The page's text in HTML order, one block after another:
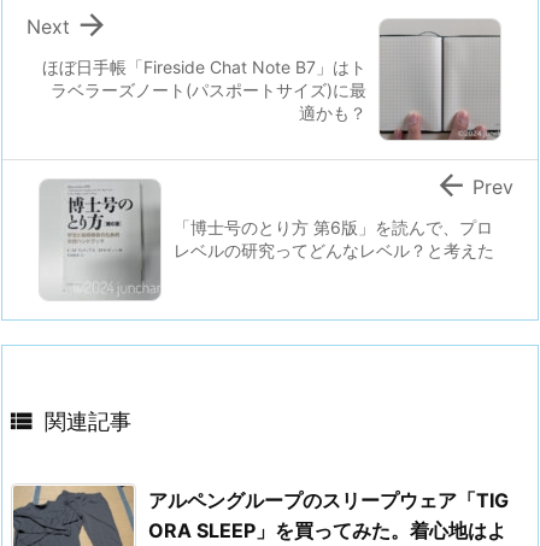
ほぼ日手帳「Fireside Chat Note B7」はト
ラベラーズノート(パスポートサイズ)に最
適かも？

Next
「博士号のとり方 第6版」を読んで、プロ
レベルの研究ってどんなレベル？と考えた
 Prev
 関連記事
アルペングループのスリープウェア「TIG
ORA SLEEP」を買ってみた。着心地はよ